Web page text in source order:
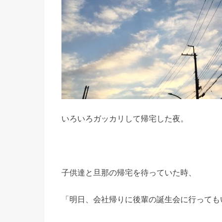
いろいろガッカリして帰宅した夜。
子供達と旦那の帰宅を待っていた時、
「明日、会社帰りに後輩の誕生会に行って